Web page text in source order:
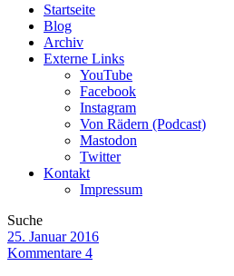
Startseite
Blog
Archiv
Externe Links
YouTube
Facebook
Instagram
Von Rädern (Podcast)
Mastodon
Twitter
Kontakt
Impressum
Suche
25. Januar 2016
Kommentare 4